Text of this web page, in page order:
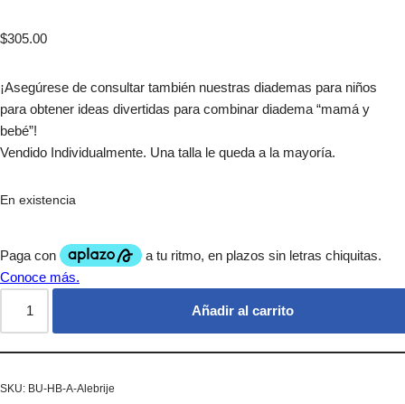
$305.00
¡Asegúrese de consultar también nuestras diademas para niños
para obtener ideas divertidas para combinar diadema “mamá y
bebé”!
Vendido Individualmente. Una talla le queda a la mayoría.
En existencia
Añadir al carrito
SKU: BU-HB-A-Alebrije